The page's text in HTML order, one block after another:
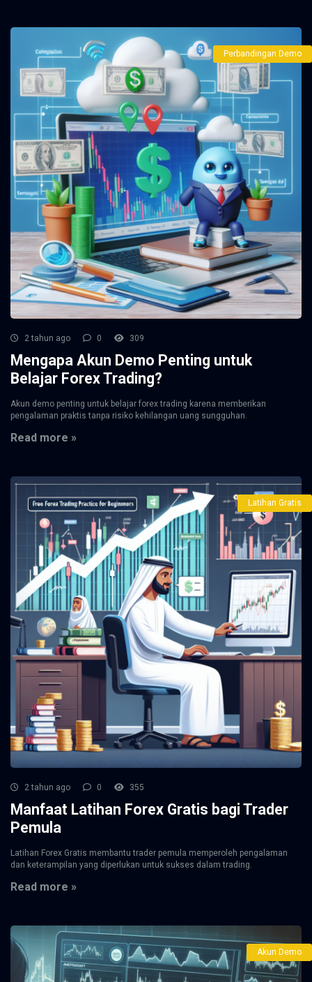
Perbandingan Demo
2 tahun ago 0 309
Mengapa Akun Demo Penting untuk
Belajar Forex Trading?
Akun demo penting untuk belajar forex trading karena memberikan
pengalaman praktis tanpa risiko kehilangan uang sungguhan.
Read more »
Latihan Gratis
2 tahun ago 0 355
Manfaat Latihan Forex Gratis bagi Trader
Pemula
Latihan Forex Gratis membantu trader pemula memperoleh pengalaman
dan keterampilan yang diperlukan untuk sukses dalam trading.
Read more »
Akun Demo